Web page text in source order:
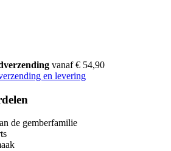
vanaf € 54,90
en levering
de gemberfamilie